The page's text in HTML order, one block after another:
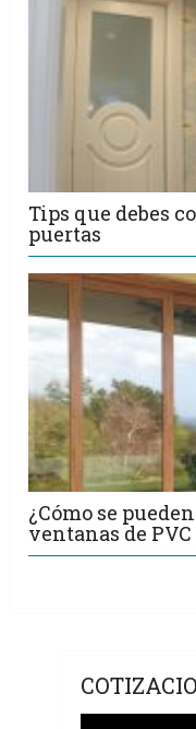
Tips que debes
puertas
¿Cómo se
ventanas de